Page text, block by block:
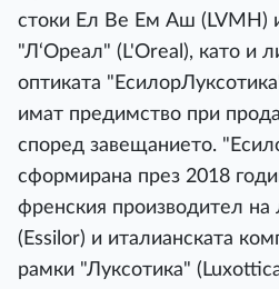
стоки Ел Ве Ем Аш (LVMH)
"Л‘Ореал" (L'Oreal), като и
оптиката
имат предимство при
според завещанието.
сформирана през 2018
френския производител
(Essilor) и италианската
рамки "Луксотика"